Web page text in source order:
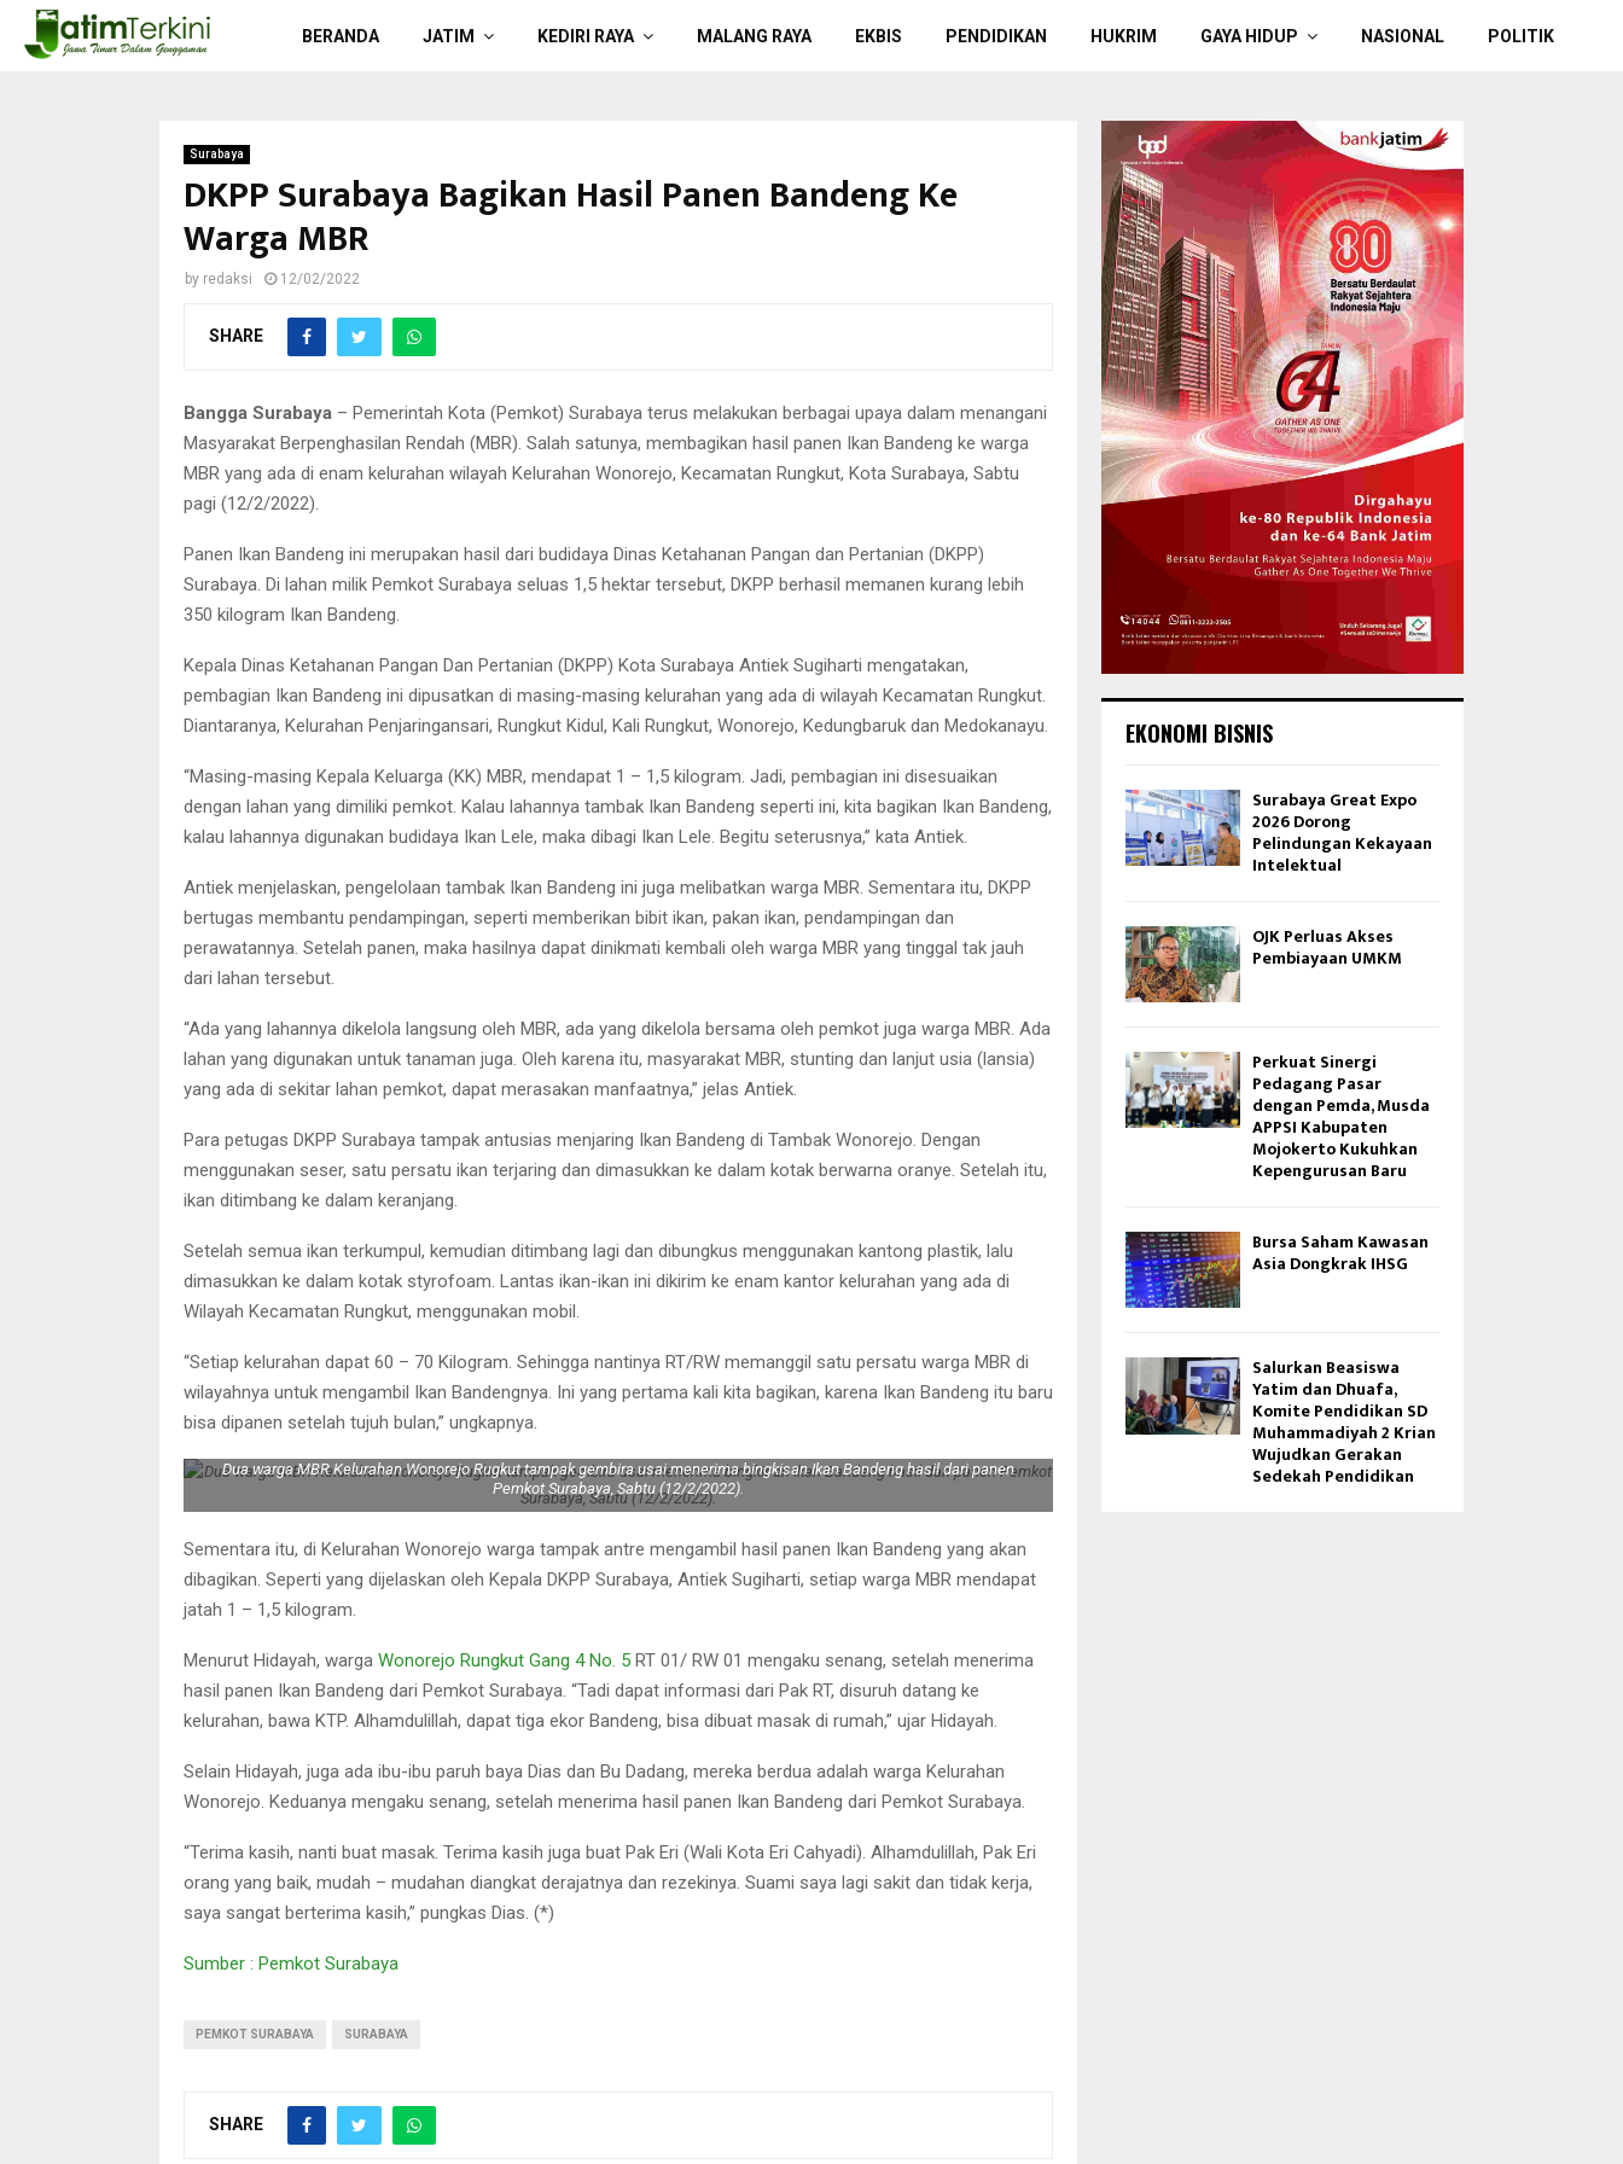
BERANDA JATIM KEDIRI RAYA MALANG RAYA EKBIS PENDIDIKAN HUKRIM GAYA HIDUP NASIONAL POLITIK
Surabaya
DKPP Surabaya Bagikan Hasil Panen Bandeng Ke
Warga MBR
by redaksi 12/02/2022
SHARE
Bangga Surabaya – Pemerintah Kota (Pemkot) Surabaya terus melakukan berbagai upaya dalam menangani
Masyarakat Berpenghasilan Rendah (MBR). Salah satunya, membagikan hasil panen Ikan Bandeng ke warga
MBR yang ada di enam kelurahan wilayah Kelurahan Wonorejo, Kecamatan Rungkut, Kota Surabaya, Sabtu
pagi (12/2/2022).
Panen Ikan Bandeng ini merupakan hasil dari budidaya Dinas Ketahanan Pangan dan Pertanian (DKPP)
Surabaya. Di lahan milik Pemkot Surabaya seluas 1,5 hektar tersebut, DKPP berhasil memanen kurang lebih
350 kilogram Ikan Bandeng.
Kepala Dinas Ketahanan Pangan Dan Pertanian (DKPP) Kota Surabaya Antiek Sugiharti mengatakan,
pembagian Ikan Bandeng ini dipusatkan di masing-masing kelurahan yang ada di wilayah Kecamatan Rungkut.
Diantaranya, Kelurahan Penjaringansari, Rungkut Kidul, Kali Rungkut, Wonorejo, Kedungbaruk dan Medokanayu.
“Masing-masing Kepala Keluarga (KK) MBR, mendapat 1 – 1,5 kilogram. Jadi, pembagian ini disesuaikan
dengan lahan yang dimiliki pemkot. Kalau lahannya tambak Ikan Bandeng seperti ini, kita bagikan Ikan Bandeng,
kalau lahannya digunakan budidaya Ikan Lele, maka dibagi Ikan Lele. Begitu seterusnya,” kata Antiek.
Antiek menjelaskan, pengelolaan tambak Ikan Bandeng ini juga melibatkan warga MBR. Sementara itu, DKPP
bertugas membantu pendampingan, seperti memberikan bibit ikan, pakan ikan, pendampingan dan
perawatannya. Setelah panen, maka hasilnya dapat dinikmati kembali oleh warga MBR yang tinggal tak jauh
dari lahan tersebut.
“Ada yang lahannya dikelola langsung oleh MBR, ada yang dikelola bersama oleh pemkot juga warga MBR. Ada
lahan yang digunakan untuk tanaman juga. Oleh karena itu, masyarakat MBR, stunting dan lanjut usia (lansia)
yang ada di sekitar lahan pemkot, dapat merasakan manfaatnya,” jelas Antiek.
Para petugas DKPP Surabaya tampak antusias menjaring Ikan Bandeng di Tambak Wonorejo. Dengan
menggunakan seser, satu persatu ikan terjaring dan dimasukkan ke dalam kotak berwarna oranye. Setelah itu,
ikan ditimbang ke dalam keranjang.
Setelah semua ikan terkumpul, kemudian ditimbang lagi dan dibungkus menggunakan kantong plastik, lalu
dimasukkan ke dalam kotak styrofoam. Lantas ikan-ikan ini dikirim ke enam kantor kelurahan yang ada di
Wilayah Kecamatan Rungkut, menggunakan mobil.
“Setiap kelurahan dapat 60 – 70 Kilogram. Sehingga nantinya RT/RW memanggil satu persatu warga MBR di
wilayahnya untuk mengambil Ikan Bandengnya. Ini yang pertama kali kita bagikan, karena Ikan Bandeng itu baru
bisa dipanen setelah tujuh bulan,” ungkapnya.
Dua warga MBR Kelurahan Wonorejo Rugkut tampak gembira usai menerima bingkisan Ikan Bandeng hasil dari panen
Pemkot Surabaya, Sabtu (12/2/2022).
Sementara itu, di Kelurahan Wonorejo warga tampak antre mengambil hasil panen Ikan Bandeng yang akan
dibagikan. Seperti yang dijelaskan oleh Kepala DKPP Surabaya, Antiek Sugiharti, setiap warga MBR mendapat
jatah 1 – 1,5 kilogram.
Menurut Hidayah, warga Wonorejo Rungkut Gang 4 No. 5 RT 01/ RW 01 mengaku senang, setelah menerima
hasil panen Ikan Bandeng dari Pemkot Surabaya. “Tadi dapat informasi dari Pak RT, disuruh datang ke
kelurahan, bawa KTP. Alhamdulillah, dapat tiga ekor Bandeng, bisa dibuat masak di rumah,” ujar Hidayah.
Selain Hidayah, juga ada ibu-ibu paruh baya Dias dan Bu Dadang, mereka berdua adalah warga Kelurahan
Wonorejo. Keduanya mengaku senang, setelah menerima hasil panen Ikan Bandeng dari Pemkot Surabaya.
“Terima kasih, nanti buat masak. Terima kasih juga buat Pak Eri (Wali Kota Eri Cahyadi). Alhamdulillah, Pak Eri
orang yang baik, mudah – mudahan diangkat derajatnya dan rezekinya. Suami saya lagi sakit dan tidak kerja,
saya sangat berterima kasih,” pungkas Dias. (*)
Sumber : Pemkot Surabaya
PEMKOT SURABAYA SURABAYA
SHARE
EKONOMI BISNIS
Surabaya Great Expo
2026 Dorong
Pelindungan Kekayaan
Intelektual
OJK Perluas Akses
Pembiayaan UMKM
Perkuat Sinergi
Pedagang Pasar
dengan Pemda, Musda
APPSI Kabupaten
Mojokerto Kukuhkan
Kepengurusan Baru
Bursa Saham Kawasan
Asia Dongkrak IHSG
Salurkan Beasiswa
Yatim dan Dhuafa,
Komite Pendidikan SD
Muhammadiyah 2 Krian
Wujudkan Gerakan
Sedekah Pendidikan